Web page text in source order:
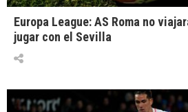
Europa League: AS Roma no
jugar con el Sevilla